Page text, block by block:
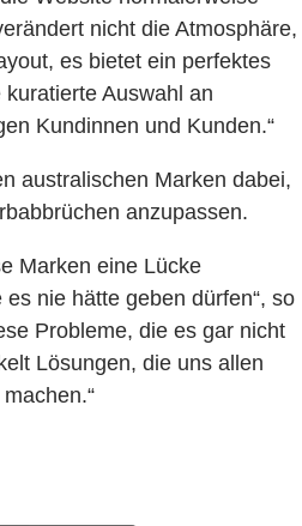
nicht die Atmosphäre,
es bietet ein perfektes
Auswahl an
Kundinnen und Kunden.“
australischen Marken dabei,
anzupassen.
Marken eine Lücke
nie hätte geben dürfen“, so
Probleme, die es gar nicht
Lösungen, die uns allen